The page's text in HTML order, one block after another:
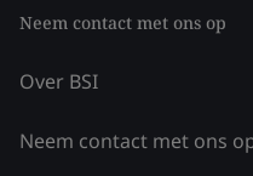
Neem contact met ons op
Over BSI
Neem contact met ons